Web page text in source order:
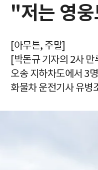
"저는 영
[아무튼, 주말]
[박돈규 기자의 2사 만
오송 지하차도에서 3
화물차 운전기사 유병